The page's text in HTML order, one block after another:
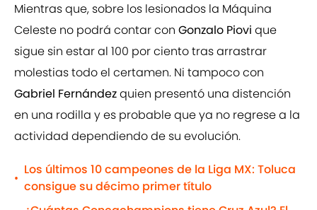
Mientras que, sobre los lesionados la Máquina
Celeste no podrá contar con Gonzalo Piovi que
sigue sin estar al 100 por ciento tras arrastrar
molestias todo el certamen. Ni tampoco con
Gabriel Fernándezquien presentó una distención
en una rodilla y es probable que ya no regrese a la
actividad dependiendo de su evolución.
•
Los últimos 10 campeones de la Liga MX: Toluca
consigue su décimo primer título